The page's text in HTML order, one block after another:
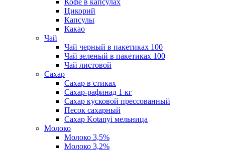
Кофе в капсулах
Цикорий
Капсулы
Какао
Чай
Чай черный в пакетиках 100
Чай зеленый в пакетиках 100
Чай листовой
Сахар
Сахар в стиках
Сахар-рафинад 1 кг
Сахар кусковой прессованный
Песок сахарный
Сахар Kotanyi мельница
Молоко
Молоко 3,5%
Молоко 3,2%